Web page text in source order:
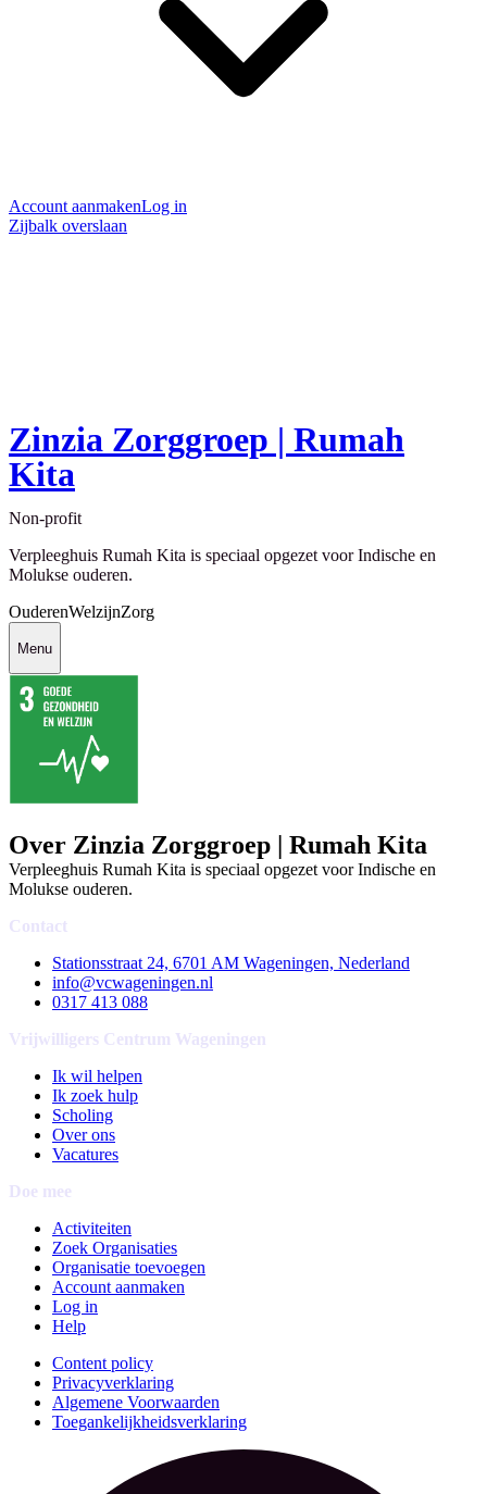
Account aanmakenLog in
Zijbalk overslaan
Zinzia Zorggroep | Rumah
Kita
Non-profit
Verpleeghuis Rumah Kita is speciaal opgezet voor Indische en
Molukse ouderen.
OuderenWelzijnZorg
Menu
Over Zinzia Zorggroep | Rumah Kita
Verpleeghuis Rumah Kita is speciaal opgezet voor Indische en
Molukse ouderen.
Contact
Stationsstraat 24, 6701 AM Wageningen, Nederland
info@vcwageningen.nl
0317 413 088
Vrijwilligers Centrum Wageningen
Ik wil helpen
Ik zoek hulp
Scholing
Over ons
Vacatures
Doe mee
Activiteiten
Zoek Organisaties
Organisatie toevoegen
Account aanmaken
Log in
Help
Content policy
Privacyverklaring
Algemene Voorwaarden
Toegankelijkheidsverklaring